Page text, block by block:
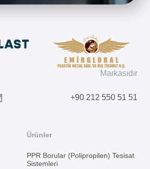
Markasıdır
+90 212 550 51 51
Ürünler
PPR Borular (Polipropilen) Tesisat
Sistemleri